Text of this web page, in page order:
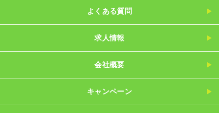
よくある質問
求人情報
会社概要
キャンペーン